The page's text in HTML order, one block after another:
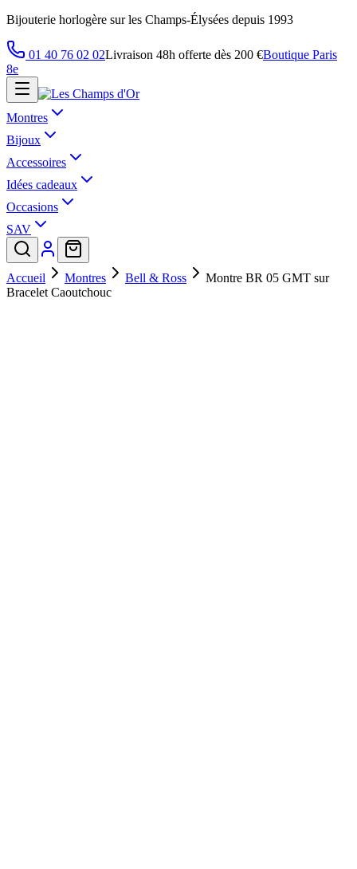
Bijouterie horlogère sur les Champs-Élysées depuis 1993
01 40 76 02 02Livraison 48h offerte dès 200 €Boutique Paris
8e
Montres
Bijoux
Accessoires
Idées cadeaux
Occasions
SAV
Accueil Montres Bell & Ross
Montre BR 05 GMT sur
Bracelet Caoutchouc